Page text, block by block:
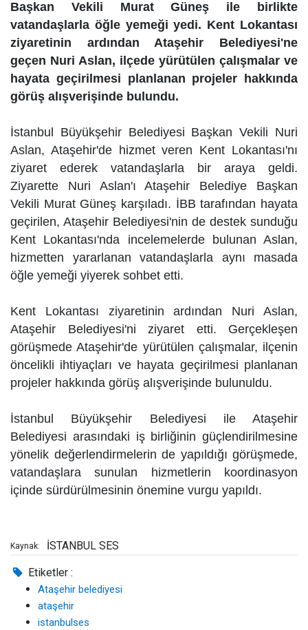
Başkan Vekili Murat Güneş ile birlikte
vatandaşlarla öğle yemeği yedi. Kent Lokantası
ziyaretinin ardından Ataşehir Belediyesi'ne
geçen Nuri Aslan, ilçede yürütülen çalışmalar ve
hayata geçirilmesi planlanan projeler hakkında
görüş alışverişinde bulundu.
İstanbul Büyükşehir Belediyesi Başkan Vekili Nuri
Aslan, Ataşehir'de hizmet veren Kent Lokantası'nı
ziyaret ederek vatandaşlarla bir araya geldi.
Ziyarette Nuri Aslan'ı Ataşehir Belediye Başkan
Vekili Murat Güneş karşıladı. İBB tarafından hayata
geçirilen, Ataşehir Belediyesi'nin de destek sunduğu
Kent Lokantası'nda incelemelerde bulunan Aslan,
hizmetten yararlanan vatandaşlarla aynı masada
öğle yemeği yiyerek sohbet etti.
Kent Lokantası ziyaretinin ardından Nuri Aslan,
Ataşehir Belediyesi'ni ziyaret etti. Gerçekleşen
görüşmede Ataşehir'de yürütülen çalışmalar, ilçenin
öncelikli ihtiyaçları ve hayata geçirilmesi planlanan
projeler hakkında görüş alışverişinde bulunuldu.
İstanbul Büyükşehir Belediyesi ile Ataşehir
Belediyesi arasındaki iş birliğinin güçlendirilmesine
yönelik değerlendirmelerin de yapıldığı görüşmede,
vatandaşlara sunulan hizmetlerin koordinasyon
içinde sürdürülmesinin önemine vurgu yapıldı.
Kaynak: İSTANBUL SES
Etiketler :
Ataşehir belediyesi
ataşehir
istanbulses